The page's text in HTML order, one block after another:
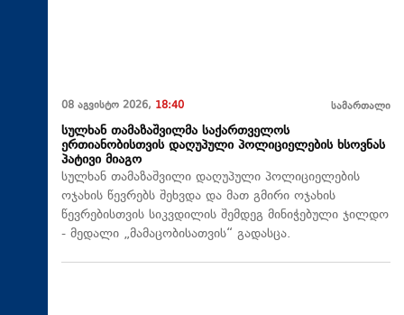
08 აგვისტო 2026, 18:40 სამართალი
სულხან თამაზაშვილმა საქართველოს
ერთიანობისთვის დაღუპული პოლიციელების ხსოვნას
პატივი მიაგო
სულხან თამაზაშვილი დაღუპული პოლიციელების
ოჯახის წევრებს შეხვდა და მათ გმირი ოჯახის
წევრებისთვის სიკვდილის შემდეგ მინიჭებული ჯილდო
- მედალი „მამაცობისათვის“ გადასცა.